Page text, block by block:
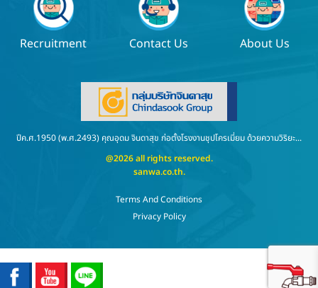
Recruitment Contact Us About Us
ปีค.ศ.1950 (พ.ศ.2493) คุณอุดม จินดาสุข ก่อตั้งโรงงานชุปโครเมี่ยม ด้วยความวิริยะ...
@2026 all rights reserved.
sanwa.co.th.
Terms And Conditions
Privacy Policy